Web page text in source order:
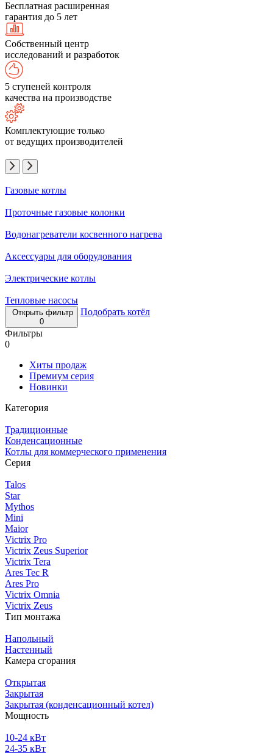
Бесплатная расширенная
гарантия до 5 лет
Собственный центр
исследований и разработок
5 ступеней контроля
качества на производстве
Комплектующие только
от ведущих производителей
Газовые котлы
Проточные газовые колонки
Водонагреватели косвенного нагрева
Аксессуары для оборудования
Электрические котлы
Тепловые насосы
Открыть фильтр
0
Подобрать котёл
Фильтры
0
Хиты продаж
Премиум серия
Новинки
Категория
Традиционные
Конденсационные
Котлы для коммерческого применения
Серия
Talos
Star
Mythos
Mini
Maior
Victrix Pro
Victrix Zeus Superior
Victrix Tera
Ares Tec R
Ares Pro
Victrix Omnia
Victrix Zeus
Тип монтажа
Напольный
Настенный
Камера сгорания
Открытая
Закрытая
Закрытая (конденсационный котел)
Мощность
10-24 кВт
24-35 кВт